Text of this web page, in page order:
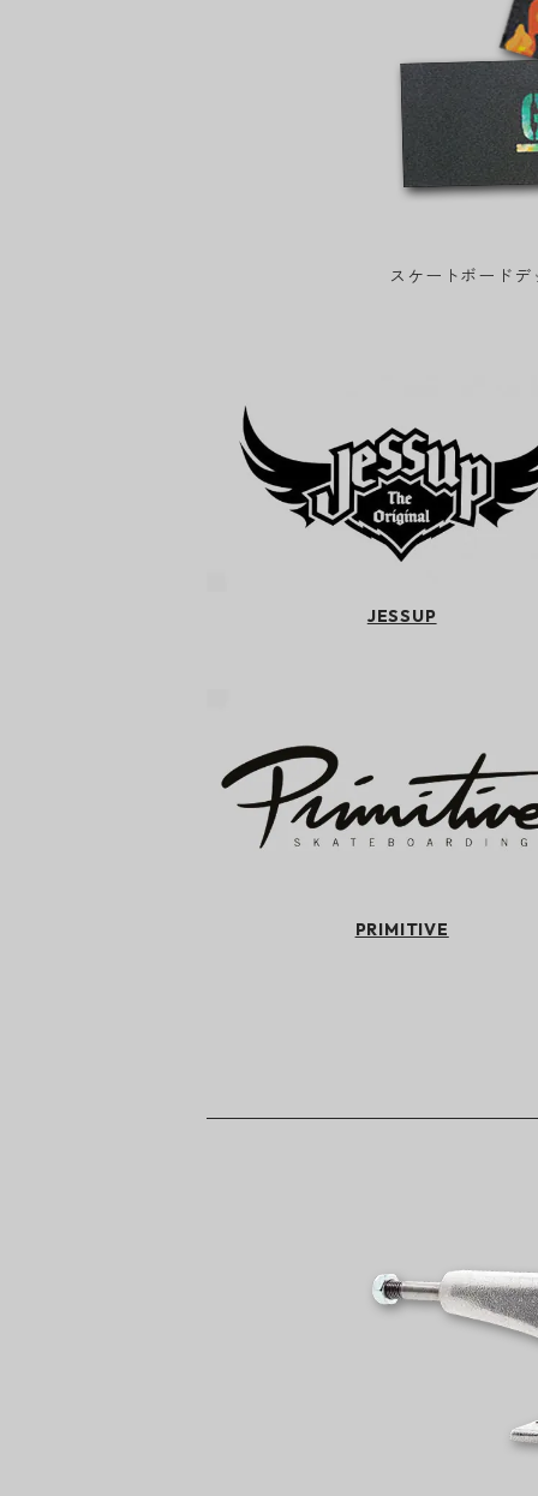
スケートボード
JESSUP
PRIMITIVE